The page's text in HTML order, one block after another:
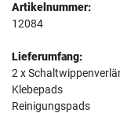
Artikelnummer:
12084
Lieferumfang:
2 x
Klebepads
Reinigungspads